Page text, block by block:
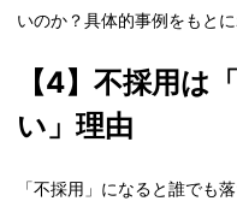
いのか？具体的事例をもと
【4】不採用は
い」理由
「不採用」になると誰でも